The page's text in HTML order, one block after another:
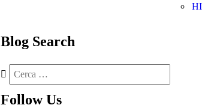
HI
Blog Search
Follow Us